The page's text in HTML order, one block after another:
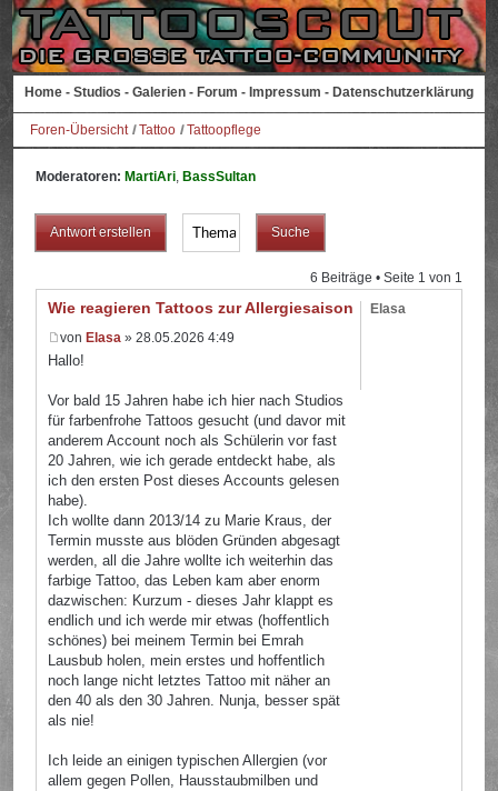
Home - Studios - Galerien - Forum - Impressum - Datenschutzerklärung
Foren-Übersicht Tattoo Tattoopflege
Moderatoren: MartiAri, BassSultan
Antwort erstellen
6 Beiträge • Seite 1 von 1
Wie reagieren Tattoos zur Allergiesaison?
von Elasa » 28.05.2026 4:49
Hallo!
Vor bald 15 Jahren habe ich hier nach Studios
für farbenfrohe Tattoos gesucht (und davor mit
anderem Account noch als Schülerin vor fast
20 Jahren, wie ich gerade entdeckt habe, als
ich den ersten Post dieses Accounts gelesen
habe).
Ich wollte dann 2013/14 zu Marie Kraus, der
Termin musste aus blöden Gründen abgesagt
werden, all die Jahre wollte ich weiterhin das
farbige Tattoo, das Leben kam aber enorm
dazwischen: Kurzum - dieses Jahr klappt es
endlich und ich werde mir etwas (hoffentlich
schönes) bei meinem Termin bei Emrah
Lausbub holen, mein erstes und hoffentlich
noch lange nicht letztes Tattoo mit näher an
den 40 als den 30 Jahren. Nunja, besser spät
als nie!
Ich leide an einigen typischen Allergien (vor
allem gegen Pollen, Hausstaubmilben und
Elasa